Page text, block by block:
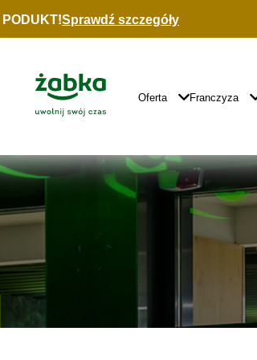
Sprawdź szczegóły
Główne
Logo
Główna
Nawigacja
Oferta Franczyza